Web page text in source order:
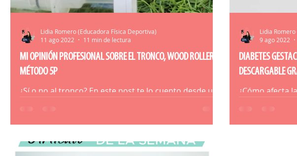
MI OPINIÓN PROFESIONAL SOBRE EL TRONCO, WOOD ROLLER O
MÉTODO 5P
¿Sí o no al tronco? En este post te lo cuento desde una
Lidia Romero (Educadora Física Deportiva)
11 ago 2022
11 min de lectura
DIABETES
DESCARGABLE
¿Cómo afecta
Lidia
9 ago 2022